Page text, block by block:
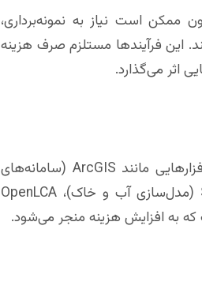
ممکن است نیاز به نمونه‌برداری،
این فرآیندها مستلزم صرف هزینه
اثر می‌گذارد.
مهندسی طراحی محیط زیست به شدت به ابزارهای نرم‌افزاری وابسته است. استفاده از نرم‌افزارهایی مانند ArcGIS (سامانه‌های
اطلاعات جغرافیایی)، MATLAB، ANSYS Fluent (برای دینامیک سیالات محاسباتی)، SWAT (مدل‌سازی آب و خاک)، OpenLCA
که به افزایش هزینه منجر می‌شود.